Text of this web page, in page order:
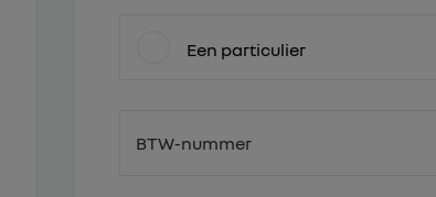
Een particulier
BTW-nummer
BE